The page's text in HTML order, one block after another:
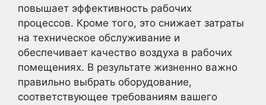
повышает эффективность рабочих
процессов. Кроме того, это снижает затраты
на техническое обслуживание и
обеспечивает качество воздуха в рабочих
помещениях. В результате жизненно важно
правильно выбрать оборудование,
соответствующее требованиям вашего